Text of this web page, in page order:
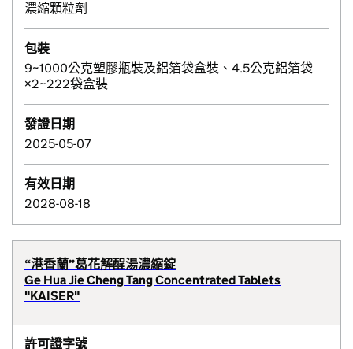
濃縮顆粒劑
包裝
9~1000公克塑膠瓶裝及鋁箔袋盒裝、4.5公克鋁箔袋
×2~222袋盒裝
發證日期
2025-05-07
有效日期
2028-08-18
“港香蘭”葛花解酲湯濃縮錠
Ge Hua Jie Cheng Tang Concentrated Tablets
"KAISER"
許可證字號